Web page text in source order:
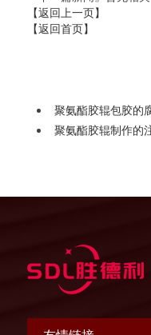
【返回上一页】
【返回首页】
聚氨酯胶辊包胶的
聚氨酯胶辊制作的